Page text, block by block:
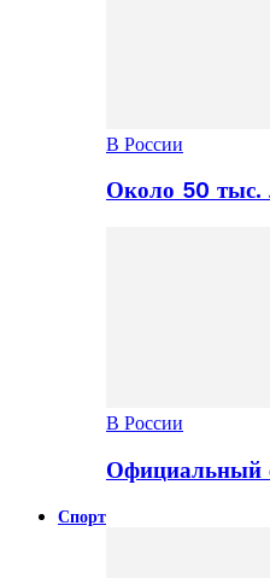
В России
Около 50 тыс.
В России
Официальный
Спорт